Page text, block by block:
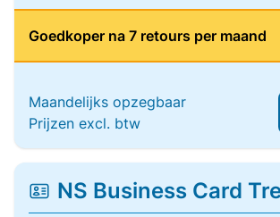
Goedkoper na 7 retours per maand
Maandelijks opzegbaar
Prijzen excl. btw
NS Business Card